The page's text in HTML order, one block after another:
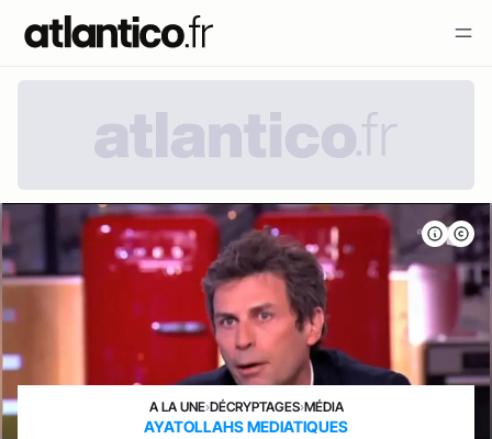
A LA UNE›DÉCRYPTAGES›MÉDIA
AYATOLLAHS MEDIATIQUES